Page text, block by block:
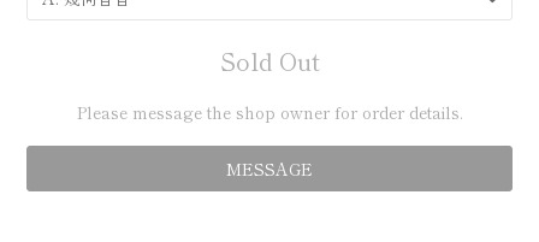
Sold Out
Please message the shop owner for order details.
MESSAGE